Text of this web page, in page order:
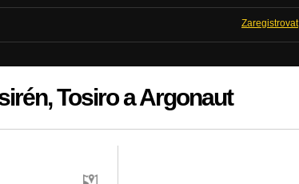
Zaregistrovat
Tosiro a Argonaut